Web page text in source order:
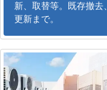
新、取替等。既存撤去、
更新まで。